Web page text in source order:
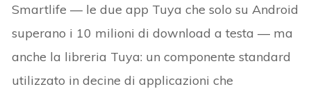
Smartlife ― le due app Tuya che solo su Android
superano i 10 milioni di download a testa ― ma
anche la libreria Tuya: un componente standard
utilizzato in decine di applicazioni che